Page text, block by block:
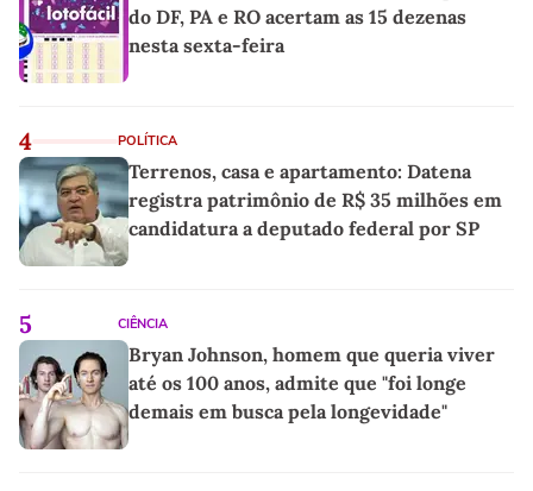
do DF, PA e RO acertam as 15 dezenas
nesta sexta-feira
4 POLÍTICA
Terrenos, casa e apartamento: Datena
registra patrimônio de R$ 35 milhões em
candidatura a deputado federal por SP
5 CIÊNCIA
Bryan Johnson, homem que queria viver
até os 100 anos, admite que "foi longe
demais em busca pela longevidade"